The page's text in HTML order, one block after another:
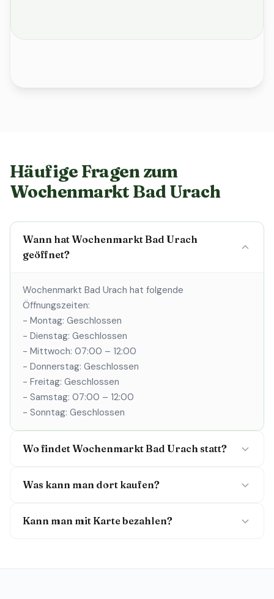
Häufige Fragen zum
Wochenmarkt Bad Urach
Wann hat Wochenmarkt Bad Urach
geöffnet?
Wochenmarkt Bad Urach hat folgende
Öffnungszeiten:
- Montag: Geschlossen
- Dienstag: Geschlossen
- Mittwoch: 07:00 – 12:00
- Donnerstag: Geschlossen
- Freitag: Geschlossen
- Samstag: 07:00 – 12:00
- Sonntag: Geschlossen
Wo findet Wochenmarkt Bad Urach statt?
Was kann man dort kaufen?
Kann man mit Karte bezahlen?